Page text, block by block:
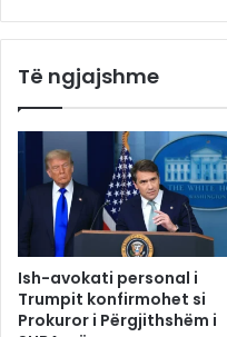
Të ngjajshme
Ish-avokati personal i
Trumpit konfirmohet si
Prokuror i Përgjithshëm i